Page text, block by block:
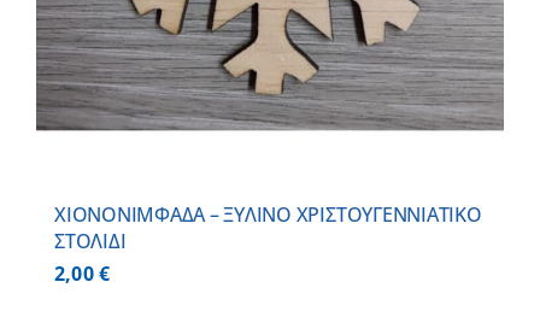
ΧΙΟΝΟΝΙΜΦΑΔΑ – ΞΥΛΙΝO ΧΡΙΣΤΟΥΓΕΝΝΙΑΤΙΚO
ΣΤΟΛΙΔΙ
2,00€